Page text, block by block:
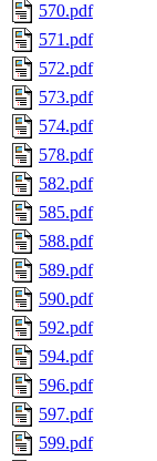
570.pdf
571.pdf
572.pdf
573.pdf
574.pdf
578.pdf
582.pdf
585.pdf
588.pdf
589.pdf
590.pdf
592.pdf
594.pdf
596.pdf
597.pdf
599.pdf